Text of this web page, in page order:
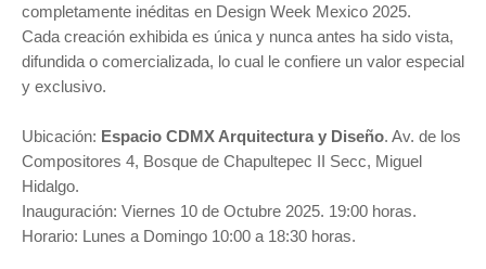
completamente inéditas en Design Week Mexico 2025.
Cada creación exhibida es única y nunca antes ha sido vista,
difundida o comercializada, lo cual le confiere un valor especial
y exclusivo.
Ubicación: Espacio CDMX Arquitectura y Diseño. Av. de los
Compositores 4, Bosque de Chapultepec II Secc, Miguel
Hidalgo.
Inauguración: Viernes 10 de Octubre 2025. 19:00 horas.
Horario: Lunes a Domingo 10:00 a 18:30 horas.